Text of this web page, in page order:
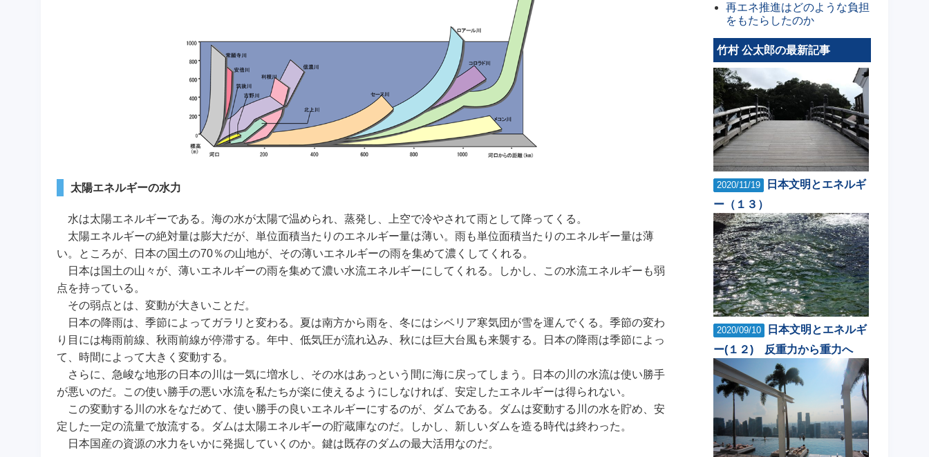
太陽エネルギーの水力
水は太陽エネルギーである。海の水が太陽で温められ、蒸発し、上空で冷やされて雨として降ってくる。
太陽エネルギーの絶対量は膨大だが、単位面積当たりのエネルギー量は薄い。雨も単位面積当たりのエネルギー量は薄
い。ところが、日本の国土の70％の山地が、その薄いエネルギーの雨を集めて濃くしてくれる。
日本は国土の山々が、薄いエネルギーの雨を集めて濃い水流エネルギーにしてくれる。しかし、この水流エネルギーも弱
点を持っている。
その弱点とは、変動が大きいことだ。
日本の降雨は、季節によってガラリと変わる。夏は南方から雨を、冬にはシベリア寒気団が雪を運んでくる。季節の変わ
り目には梅雨前線、秋雨前線が停滞する。年中、低気圧が流れ込み、秋には巨大台風も来襲する。日本の降雨は季節によっ
て、時間によって大きく変動する。
さらに、急峻な地形の日本の川は一気に増水し、その水はあっという間に海に戻ってしまう。日本の川の水流は使い勝手
が悪いのだ。この使い勝手の悪い水流を私たちが楽に使えるようにしなければ、安定したエネルギーは得られない。
この変動する川の水をなだめて、使い勝手の良いエネルギーにするのが、ダムである。ダムは変動する川の水を貯め、安
定した一定の流量で放流する。ダムは太陽エネルギーの貯蔵庫なのだ。しかし、新しいダムを造る時代は終わった。
日本国産の資源の水力をいかに発掘していくのか。鍵は既存のダムの最大活用なのだ。
再エネ推進はどのような負担
をもたらしたのか
竹村 公太郎の最新記事
2020/11/19
日本文明とエネルギ
ー（１３）
2020/09/10
日本文明とエネルギ
ー(１２) 反重力から重力へ